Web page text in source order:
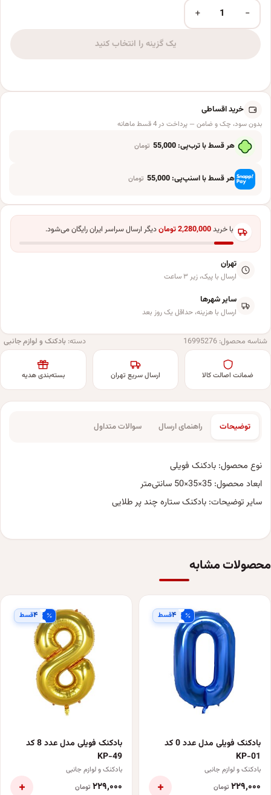
بادکنک فویلی مدل ستاره چند پر عدد
−
+
یک گزینه را انتخاب کنید
خرید اقساطی
بدون سود، چک و ضامن — پرداخت در 4 قسط ماهانه
هر قسط با ترب‌پی:55,000 تومان
هر قسط با اسنپ‌پی:55,000 تومان
با خرید2,280,000توماندیگر ارسال سراسر ایران رایگان می‌شود.
تهران
ارسال با پیک، زیر ۳ ساعت
سایر شهرها
ارسال با هزینه، حداقل یک روز بعد
شناسه محصول: 16995276 دسته: بادکنک و لوازم جانبی
ضمانت اصالت کالا ارسال سریع تهران بسته‌بندی هدیه
توضیحات راهنمای ارسال سوالات متداول
نوع محصول: بادکنک فویلی
ابعاد محصول: 35×35×50 سانتی‌متر
سایر توضیحات: بادکنک ستاره چند پر طلایی
محصولات مشابه
۴قسط
بادکنک فویلی مدل عدد 0 کد
KP-01
بادکنک و لوازم جانبی
۲۲۹٬۰۰۰ تومان +
۴قسط
بادکنک فویلی مدل عدد 8 کد
KP-49
بادکنک و لوازم جانبی
۲۲۹٬۰۰۰ تومان +